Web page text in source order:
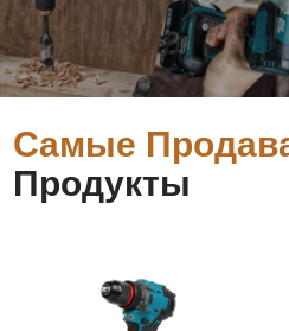
Самые
Продукты